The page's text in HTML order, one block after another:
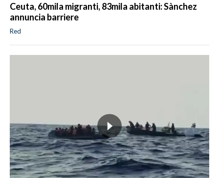
Ceuta, 60mila migranti, 83mila abitanti: Sànchez
annuncia barriere
Red